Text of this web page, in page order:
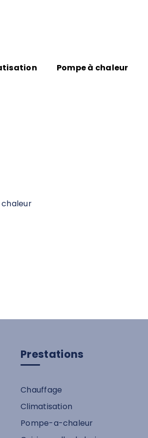
Pompe à chaleur
Prestations
Chauffage
Climatisation
Pompe-a-chaleur